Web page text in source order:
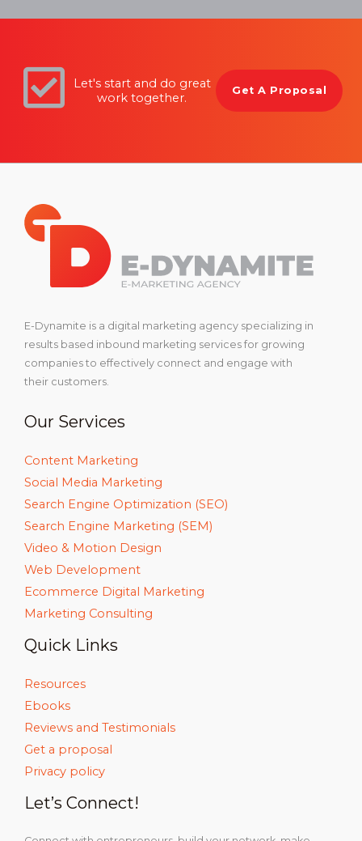
Let's start and do great
work together.
Get A Proposal
E-Dynamite is a digital marketing agency specializing in
results based inbound marketing services for growing
companies to effectively connect and engage with
their customers.
Our Services
Content Marketing
Social Media Marketing
Search Engine Optimization (SEO)
Search Engine Marketing (SEM)
Video & Motion Design
Web Development
Ecommerce Digital Marketing
Marketing Consulting
Quick Links
Resources
Ebooks
Reviews and Testimonials
Get a proposal
Privacy policy
Let’s Connect!